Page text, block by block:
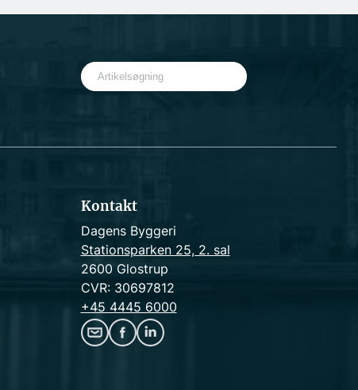
S
e
c
Kontakt
Dagens Byggeri
Stationsparken 25, 2. sal
2600 Glostrup
CVR: 30697812
+45 4445 6000